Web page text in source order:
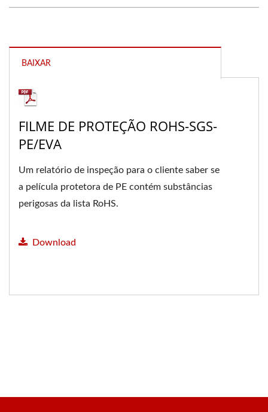
BAIXAR
FILME DE PROTEÇÃO ROHS-SGS-
PE/EVA
Um relatório de inspeção para o cliente saber se
a película protetora de PE contém substâncias
perigosas da lista RoHS.
Download